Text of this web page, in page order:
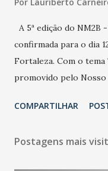
Por Lauriberto
A 5ª edição do NM2B
confirmada para o dia
Fortaleza. Com o tema
promovido pelo Nosso
e lideranças do
de negócios do
COMPARTILHAR
Postagens mais